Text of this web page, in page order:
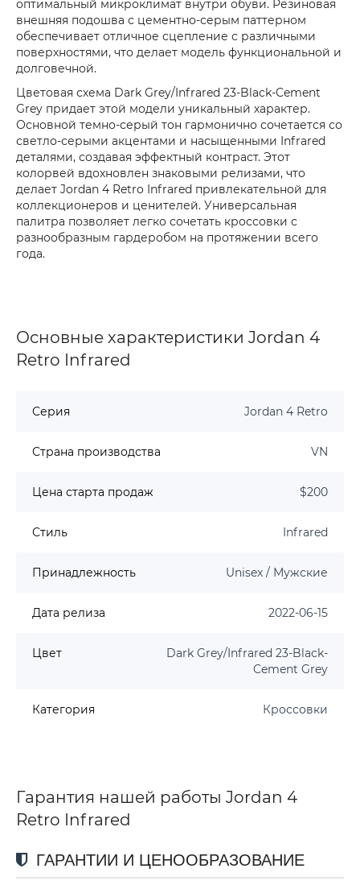
оптимальный микроклимат внутри обуви. Резиновая
внешняя подошва с цементно-серым паттерном
обеспечивает отличное сцепление с различными
поверхностями, что делает модель функциональной и
долговечной.
Цветовая схема Dark Grey/Infrared 23-Black-Cement
Grey придает этой модели уникальный характер.
Основной темно-серый тон гармонично сочетается со
светло-серыми акцентами и насыщенными Infrared
деталями, создавая эффектный контраст. Этот
колорвей вдохновлен знаковыми релизами, что
делает Jordan 4 Retro Infrared привлекательной для
коллекционеров и ценителей. Универсальная
палитра позволяет легко сочетать кроссовки с
разнообразным гардеробом на протяжении всего
года.
Основные характеристики Jordan 4
Retro Infrared
Серия Jordan 4 Retro
Страна производства VN
Цена старта продаж $200
Стиль Infrared
Принадлежность Unisex / Мужские
Дата релиза 2022-06-15
Цвет
Dark Grey/Infrared 23-Black-
Cement Grey
Категория Кроссовки
Гарантия нашей работы Jordan 4
Retro Infrared
ГАРАНТИИ И ЦЕНООБРАЗОВАНИЕ